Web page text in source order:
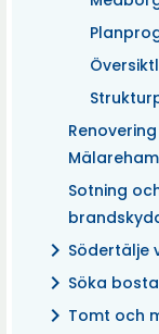
Sotning
chevron_right Södertälje
chevron_right Söka
chevron_right Tomt och